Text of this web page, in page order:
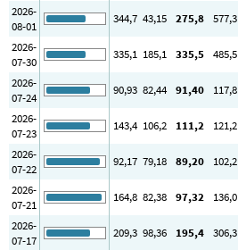
2026-
08-01
344,7 43,15 275,8 577,3
2026-
07-30
335,1 185,1 335,5 485,5
2026-
07-24
90,93 82,44 91,40 117,8
2026-
07-23
143,4 106,2 111,2 121,2
2026-
07-22
92,17 79,18 89,20 102,2
2026-
07-21
164,8 82,38 97,32 136,0
2026-
07-17
209,3 98,36 195,4 306,3